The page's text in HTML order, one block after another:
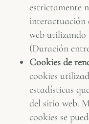
estrictamente
interactuación
web utilizando
(Duración
Cookies de
cookies
estadísticas
del sitio web.
cookies se